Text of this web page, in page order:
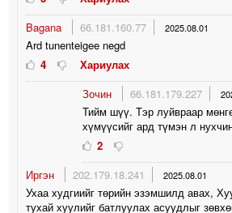
Bagana
66.181.160.77 2025.08.01
Ard tunenteigee negd
4
Хариулах
Зочин
66.181.179.227
Тийм шүү. Тэр луйвраар
хүмүүсийг ард түмэн л
2
Иргэн
202.179.18.241 2025.08.01
Ухаа худгиийг төрийн эзэмшилд авах,
тухай хуулийг батлуулах асуудлыг